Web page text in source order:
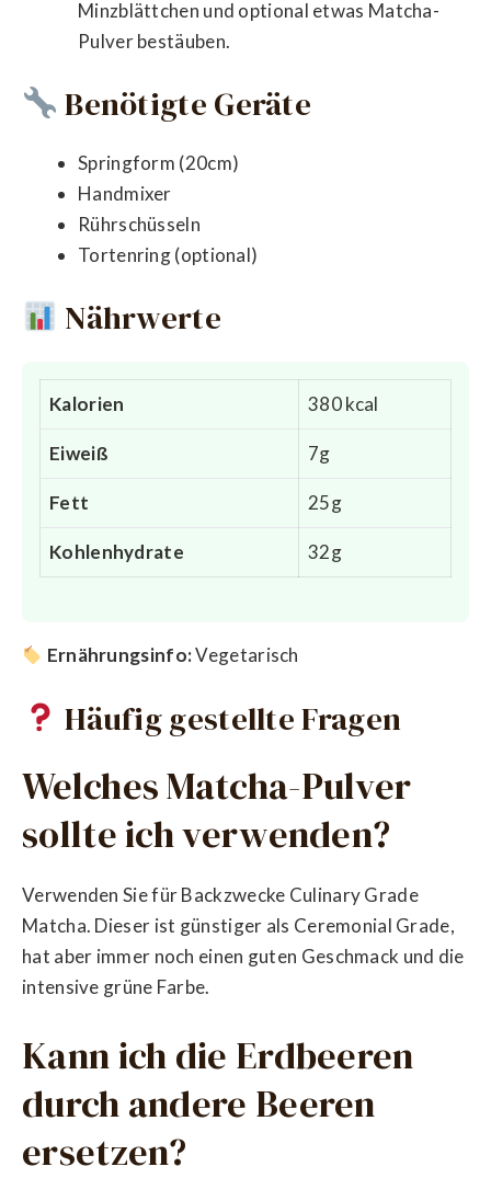
Minzblättchen und optional etwas Matcha-
Pulver bestäuben.
Benötigte Geräte
Springform (20cm)
Handmixer
Rührschüsseln
Tortenring (optional)
Nährwerte
Kalorien 380 kcal
Eiweiß 7g
Fett 25g
Kohlenhydrate 32g
Ernährungsinfo:Vegetarisch
Häufig gestellte Fragen
Welches Matcha-Pulver
sollte ich verwenden?
Verwenden Sie für Backzwecke Culinary Grade
Matcha. Dieser ist günstiger als Ceremonial Grade,
hat aber immer noch einen guten Geschmack und die
intensive grüne Farbe.
Kann ich die Erdbeeren
durch andere Beeren
ersetzen?